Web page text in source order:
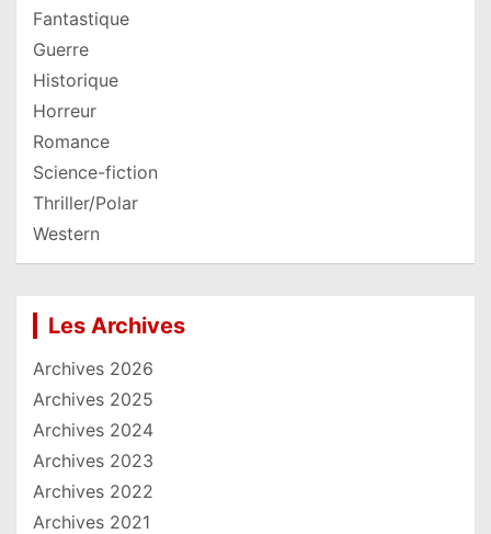
Fantastique
Guerre
Historique
Horreur
Romance
Science-fiction
Thriller/Polar
Western
Les Archives
Archives 2026
Archives 2025
Archives 2024
Archives 2023
Archives 2022
Archives 2021